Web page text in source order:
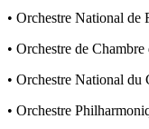
• Orchestre National de
• Orchestre de
• Orchestre National du
• Orchestre